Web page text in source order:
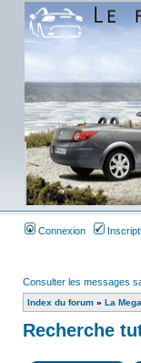
Connexion
Consulter les messages
Index du forum » La
Recherche